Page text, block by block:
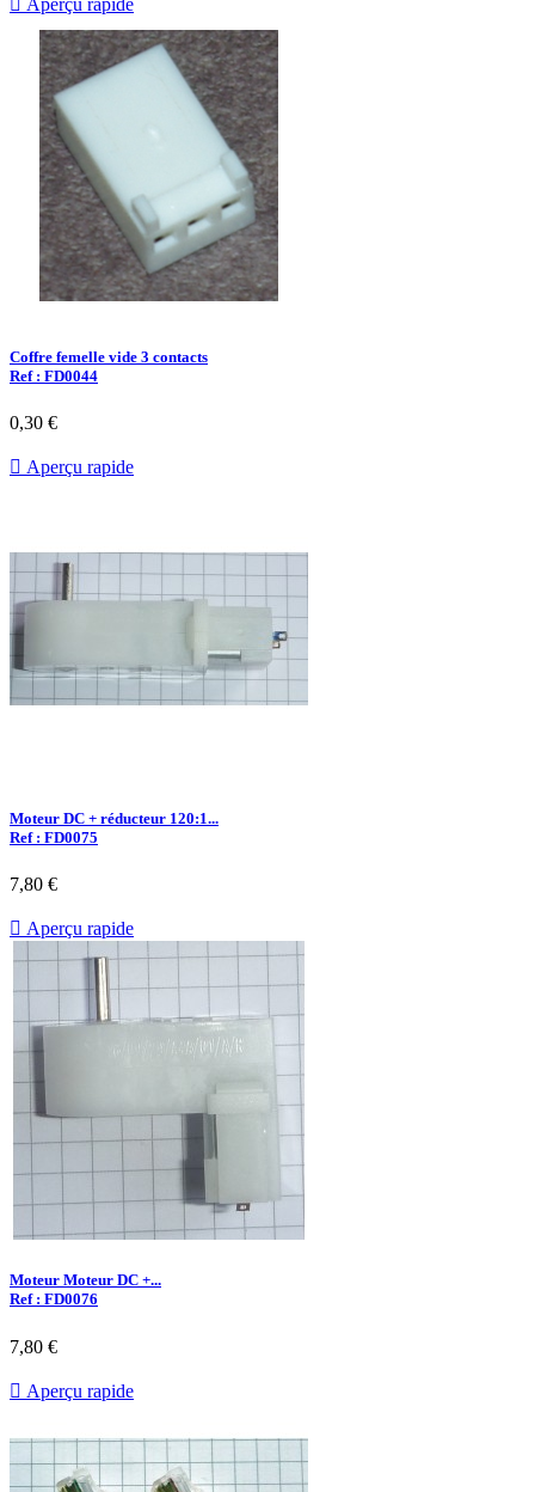
 Aperçu rapide
Coffre femelle vide 3 contacts
Ref : FD0044
0,30 €
 Aperçu rapide
Moteur DC + réducteur 120:1...
Ref : FD0075
7,80 €
 Aperçu rapide
Moteur Moteur DC +...
Ref : FD0076
7,80 €
 Aperçu rapide